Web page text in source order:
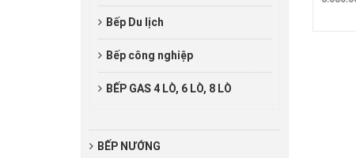
Bếp Du lịch
Bếp công nghiệp
BẾP GAS 4 LÒ, 6 LÒ, 8 LÒ
BẾP NƯỚNG